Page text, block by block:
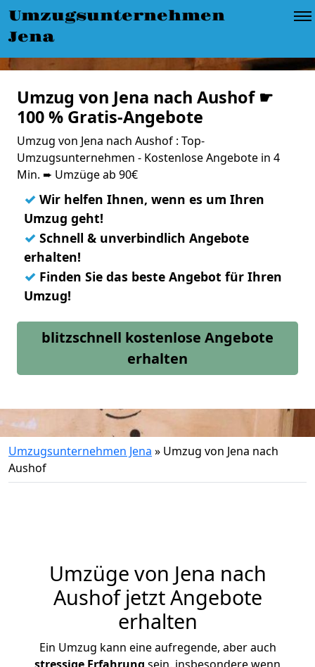
Umzugsunternehmen
Jena
Umzug von Jena nach Aushof ☛
100 % Gratis-Angebote
Umzug von Jena nach Aushof : Top-
Umzugsunternehmen - Kostenlose Angebote in 4
Min. ➨ Umzüge ab 90€
✓ Wir helfen Ihnen, wenn es um Ihren
Umzug geht!
✓ Schnell & unverbindlich Angebote
erhalten!
✓ Finden Sie das beste Angebot für Ihren
Umzug!
blitzschnell kostenlose Angebote
erhalten
Umzugsunternehmen Jena » Umzug von Jena nach
Aushof
Umzüge von Jena nach
Aushof jetzt Angebote
erhalten
Ein Umzug kann eine aufregende, aber auch